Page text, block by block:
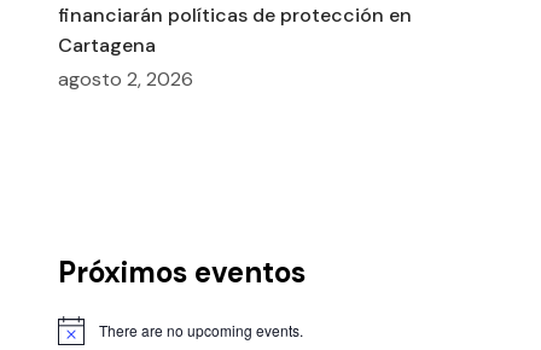
financiarán políticas de protección en
Cartagena
agosto 2, 2026
Próximos eventos
There are no upcoming events.